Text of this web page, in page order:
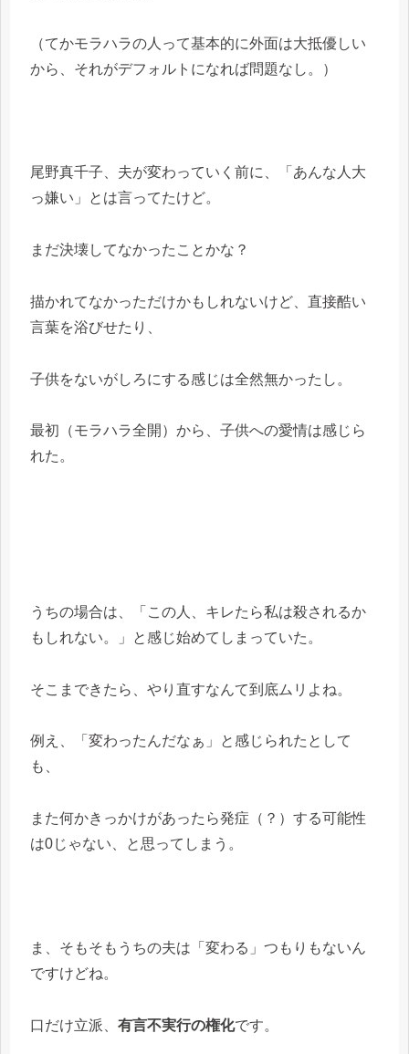
（てかモラハラの人って基本的に外面は大抵優しい
から、それがデフォルトになれば問題なし。）
尾野真千子、夫が変わっていく前に、「あんな人大
っ嫌い」とは言ってたけど。
まだ決壊してなかったことかな？
描かれてなかっただけかもしれないけど、直接酷い
言葉を浴びせたり、
子供をないがしろにする感じは全然無かったし。
最初（モラハラ全開）から、子供への愛情は感じら
れた。
うちの場合は、「この人、キレたら私は殺されるか
もしれない。」と感じ始めてしまっていた。
そこまできたら、やり直すなんて到底ムリよね。
例え、「変わったんだなぁ」と感じられたとして
も、
また何かきっかけがあったら発症（？）する可能性
は0じゃない、と思ってしまう。
ま、そもそもうちの夫は「変わる」つもりもないん
ですけどね。
口だけ立派、 有言不実行の権化です。